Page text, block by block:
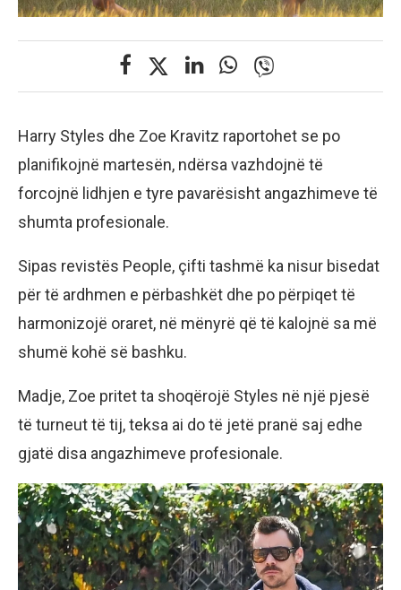
Harry Styles dhe Zoe Kravitz raportohet se po
planifikojnë martesën, ndërsa vazhdojnë të
forcojnë lidhjen e tyre pavarësisht angazhimeve të
shumta profesionale.
Sipas revistës People, çifti tashmë ka nisur bisedat
për të ardhmen e përbashkët dhe po përpiqet të
harmonizojë oraret, në mënyrë që të kalojnë sa më
shumë kohë së bashku.
Madje, Zoe pritet ta shoqërojë Styles në një pjesë
të turneut të tij, teksa ai do të jetë pranë saj edhe
gjatë disa angazhimeve profesionale.